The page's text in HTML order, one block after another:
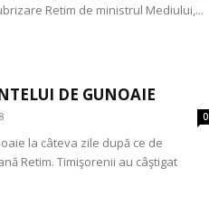
Retim de ministrul Mediului,...
DE GUNOAIE
0
la câteva zile după ce de
Retim. Timişorenii au câştigat